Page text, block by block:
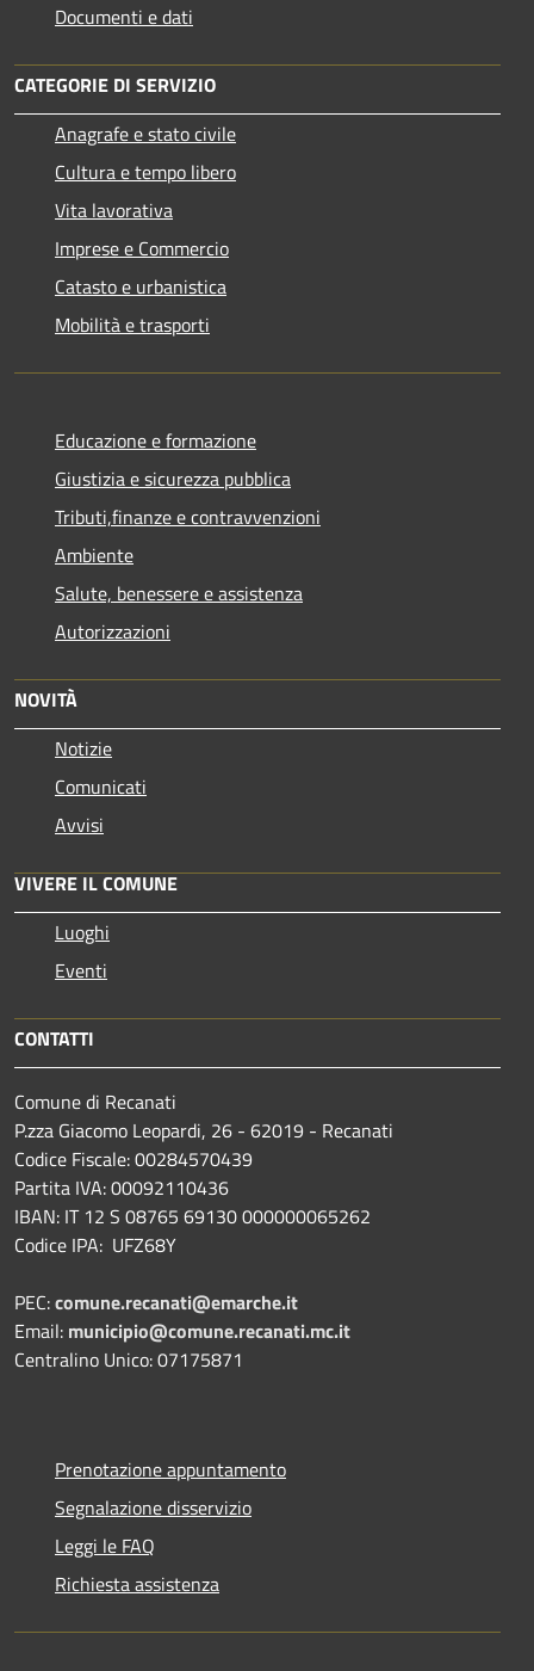
Documenti e dati
CATEGORIE DI SERVIZIO
Anagrafe e stato civile
Cultura e tempo libero
Vita lavorativa
Imprese e Commercio
Catasto e urbanistica
Mobilità e trasporti
Educazione e formazione
Giustizia e sicurezza pubblica
Tributi,finanze e contravvenzioni
Ambiente
Salute, benessere e assistenza
Autorizzazioni
NOVITÀ
Notizie
Comunicati
Avvisi
VIVERE IL COMUNE
Luoghi
Eventi
CONTATTI
Comune di Recanati
P.zza Giacomo Leopardi, 26 - 62019 - Recanati
Codice Fiscale: 00284570439
Partita IVA: 00092110436
IBAN: IT 12 S 08765 69130 000000065262
Codice IPA: UFZ68Y
PEC:comune.recanati@emarche.it
Email: municipio@comune.recanati.mc.it
Centralino Unico: 07175871
Prenotazione appuntamento
Segnalazione disservizio
Leggi le FAQ
Richiesta assistenza